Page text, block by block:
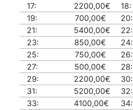
17:
2200,00€ 18:
19:
700,00€ 20:
21:
5400,00€ 22:
23:
850,00€ 24:
25:
750,00€ 26:
27:
500,00€ 28:
29:
2200,00€ 30:
31:
5200,00€ 32:
33:
4100,00€ 34: